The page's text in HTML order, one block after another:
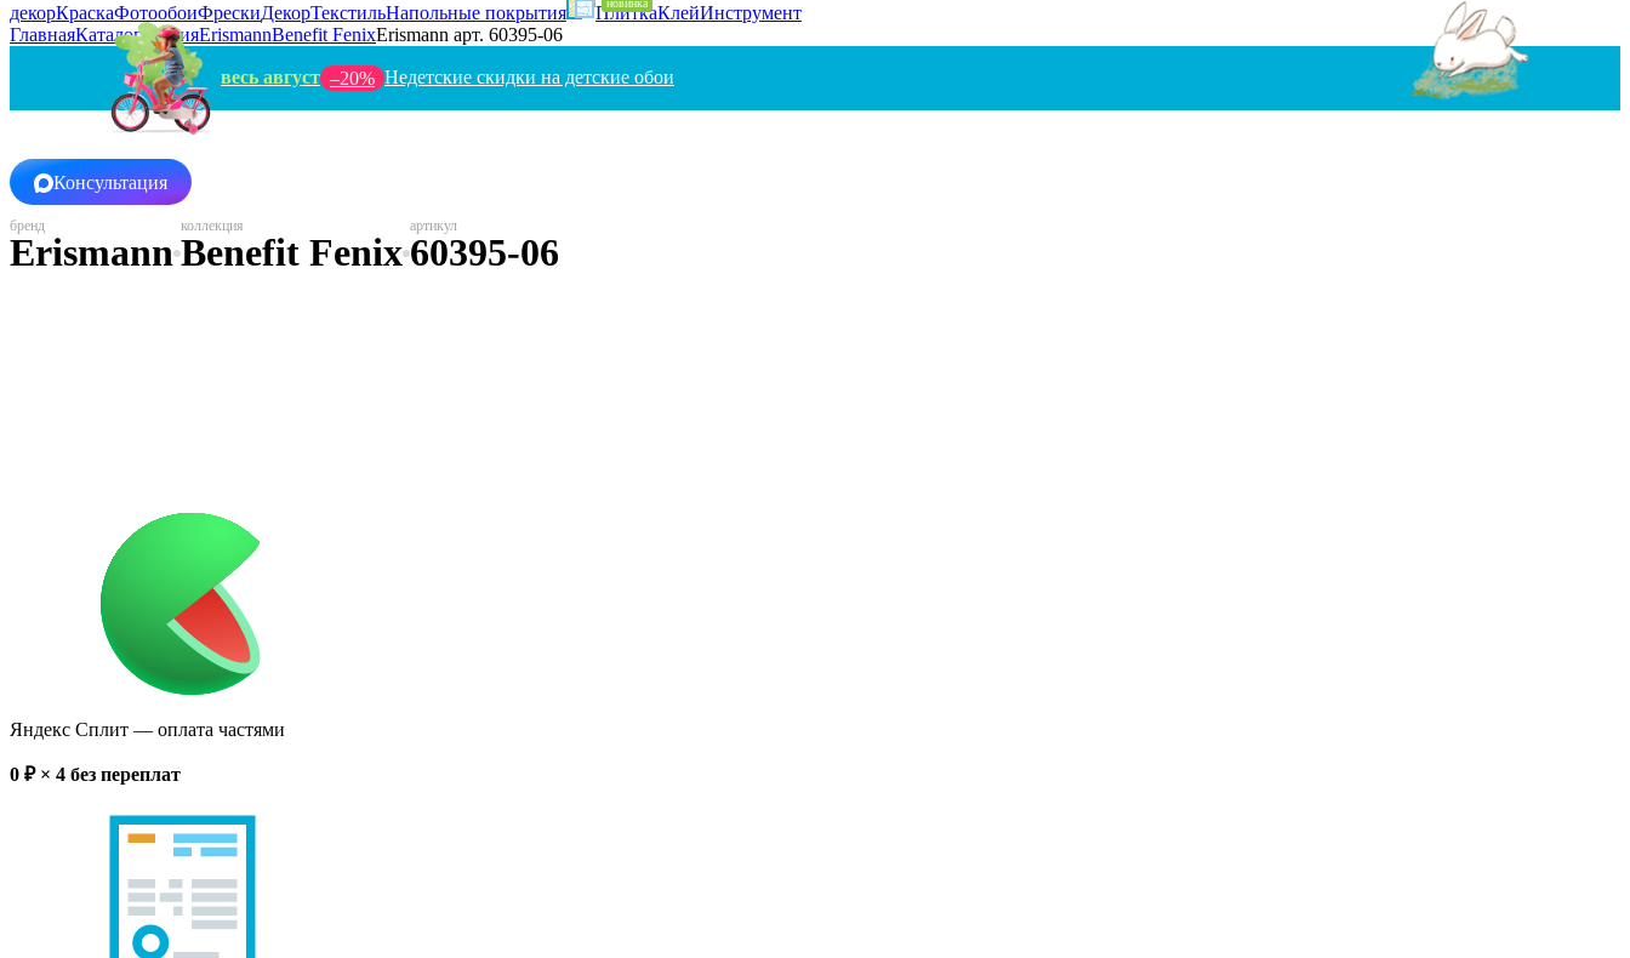
декорКраскаФотообоиФрескиДекорТекстильНапольные покрытия ПлиткаКлейИнструмент
ГлавнаяКаталогРоссияErismannBenefit FenixErismann арт. 60395-06
весь август –20% Недетские скидки на детские обои
Консультация
ErismannBenefit Fenix60395-06
Яндекс Сплит — оплата частями
0 ₽ × 4 без переплат